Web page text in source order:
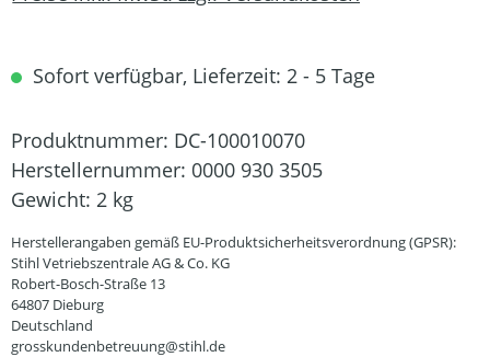
Sofort verfügbar, Lieferzeit: 2 - 5 Tage
Produktnummer: DC-100010070
Herstellernummer: 0000 930 3505
Gewicht: 2 kg
Herstellerangaben gemäß EU-Produktsicherheitsverordnung (GPSR):
Stihl Vetriebszentrale AG & Co. KG
Robert-Bosch-Straße 13
64807 Dieburg
Deutschland
grosskundenbetreuung@stihl.de